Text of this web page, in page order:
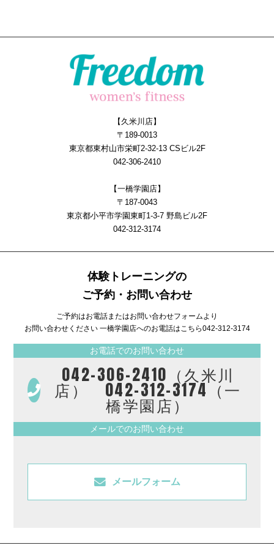
【久米川店】
〒189-0013
東京都東村山市栄町2-32-13 CSビル2F
042-306-2410
【一橋学園店】
〒187-0043
東京都小平市学園東町1-3-7 野島ビル2F
042-312-3174
体験トレーニングの
ご予約・お問い合わせ
ご予約はお電話またはお問い合わせフォームより
お問い合わせください 一橋学園店へのお電話はこちら042-312-3174
お電話でのお問い合わせ
042-306-2410（久米川
店） 042-312-3174（一
橋学園店）
メールでのお問い合わせ
メールフォーム